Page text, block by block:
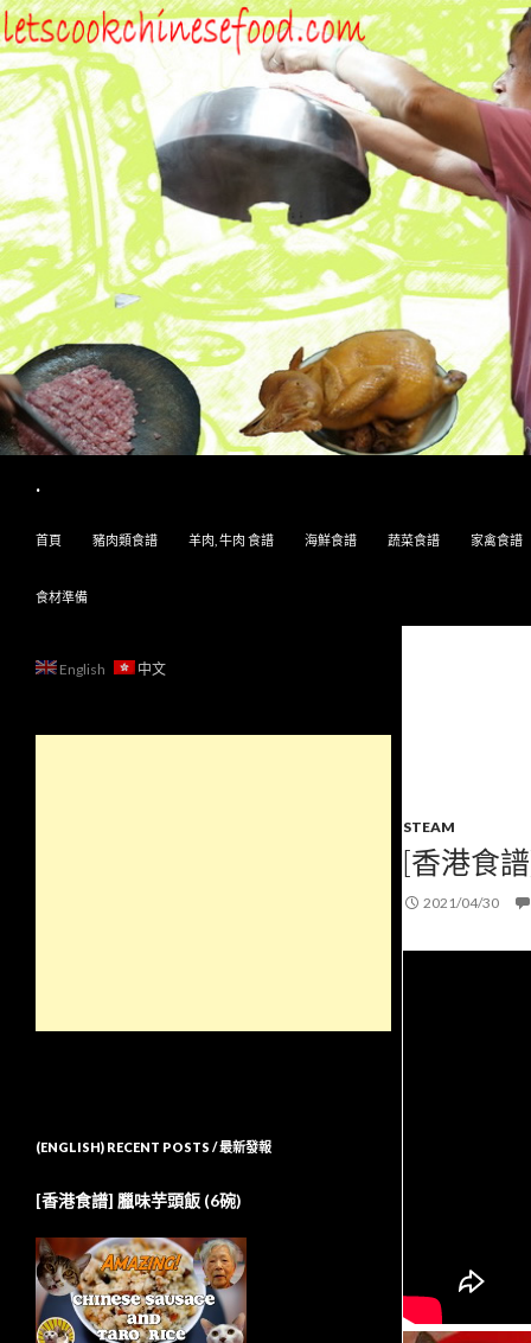
.
首頁
豬肉類食譜 羊肉, 牛肉 食譜 海鮮食譜 蔬菜食譜 家禽食譜
食材準備
STEAM
[香港食
2021/04/30
English 中文
(ENGLISH) RECENT POSTS / 最新發報
[香港食譜] 臘味芋頭飯 (6碗)